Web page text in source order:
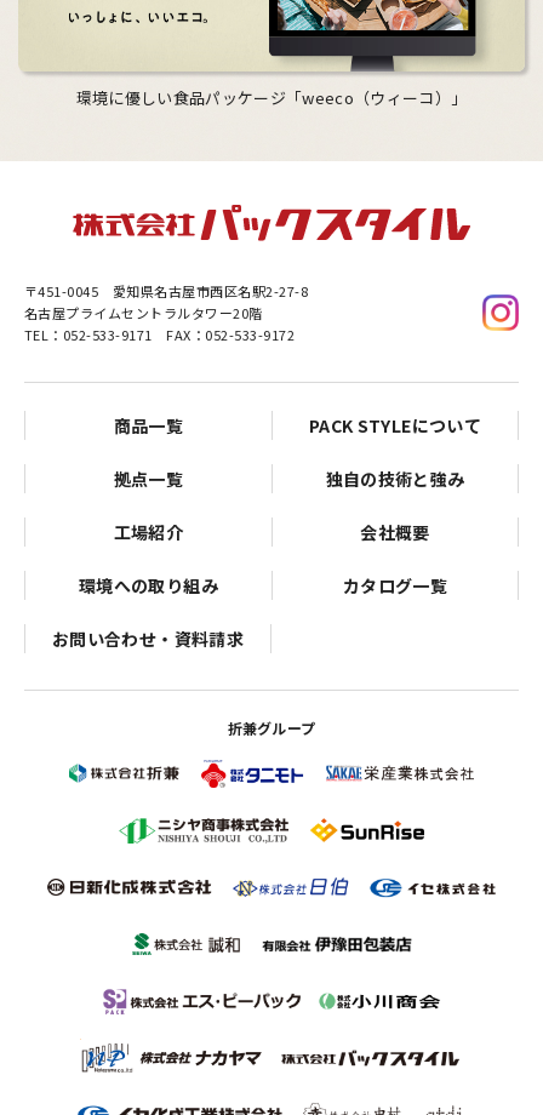
環境に優しい食品パッケージ「weeco（ウィーコ）」
〒451-0045 愛知県名古屋市西区名駅2-27-8
名古屋プライムセントラルタワー20階
TEL：052-533-9171 FAX：052-533-9172
商品一覧 PACK STYLEについて
拠点一覧 独自の技術と強み
工場紹介 会社概要
環境への取り組み カタログ一覧
お問い合わせ・資料請求
折兼グループ